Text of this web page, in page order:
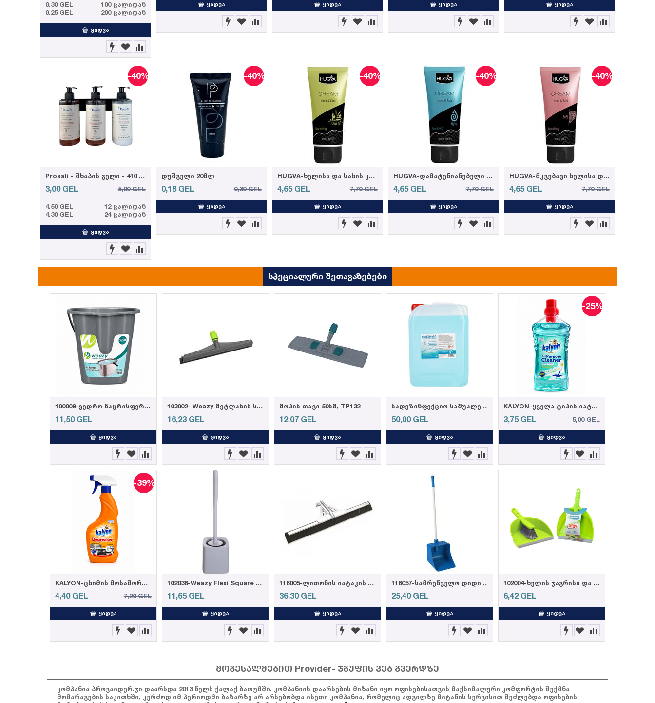
0.30 GEL
0.25 GEL
100 ცალიდან
200 ცალიდან
ᲧᲘᲓᲕᲐ
ᲧᲘᲓᲕᲐ ᲧᲘᲓᲕᲐ ᲧᲘᲓᲕᲐ ᲧᲘᲓᲕᲐ
-40%
Prosali - შხაპის გელი - 410 მლ
3,00 GEL 5,00 GEL
4.50 GEL
4.30 GEL
12 ცალიდან
24 ცალიდან
ᲧᲘᲓᲕᲐ
-40%
დუშგელი 20მლ
0,18 GEL 0,30 GEL
ᲧᲘᲓᲕᲐ
-40%
HUGVA-ხელისა და სახის კრემი ზეითუნის ზეთით 100მლ (12)
4,65 GEL 7,70 GEL
ᲧᲘᲓᲕᲐ
-40%
HUGVA-დამატენიანებელი ხელისა და სახის კრემი 100მლ (12)
4,65 GEL 7,70 GEL
ᲧᲘᲓᲕᲐ
-40%
HUGVA-მკვებავი ხელისა და სახის კრემი 100მლ (12)
4,65 GEL 7,70 GEL
ᲧᲘᲓᲕᲐ
სპეციალური შეთავაზებები
100009-ვედრო ნაცრისფერი 14,5ლ
11,50 GEL
ᲧᲘᲓᲕᲐ
103002- Weazy მეტლახის საწმენდი რეზინის პირით 55სმ (12)
16,23 GEL
ᲧᲘᲓᲕᲐ
მოპის თავი 50სმ, TP132
12,07 GEL
ᲧᲘᲓᲕᲐ
სადეზინფექციო საშუალება "ნატურალი" 5 ლ
50,00 GEL
ᲧᲘᲓᲕᲐ
-25%
KALYON-ყველა ტიპის იატაკის საწმენდი საშუალება, გაზაფხულის სურნელით 1000მლ (12)
3,75 GEL 5,00 GEL
ᲧᲘᲓᲕᲐ
-39%
KALYON-ცხიმის მოსაშორებელი სპრეი 750 მლ (12)
4,40 GEL 7,20 GEL
ᲧᲘᲓᲕᲐ
102036-Weazy Flexi Square ტუალეტის ჯაგრისი (12)
11,65 GEL
ᲧᲘᲓᲕᲐ
116005-ლითონის იატაკის საწმენდი 55სმ ეკო
36,30 GEL
ᲧᲘᲓᲕᲐ
116057-სამრეწველო დიდი ნაგვის ასაღები
25,40 GEL
ᲧᲘᲓᲕᲐ
102004-ხელის ჯაგრისი და ნაგვის ასაღები
6,42 GEL
ᲧᲘᲓᲕᲐ
მოგესალმებით Provider- ჯგუფის ვებ გვერდზე
კომპანია პროვაიდერ.ჯი დაარსდა 2013 წელს ქალაქ ბათუმში. კომპანიის დაარსების მიზანი იყო ოფისებისათვის მაქსიმალური კომფორტის შექმნა
მომარაგების საკითხში, კერძოდ იმ პერიოდში ბაზარზე არ არსებობდა ისეთი კომპანია, რომელიც ადგილზე მიტანის სერვისით შეძლებდა ოფისების